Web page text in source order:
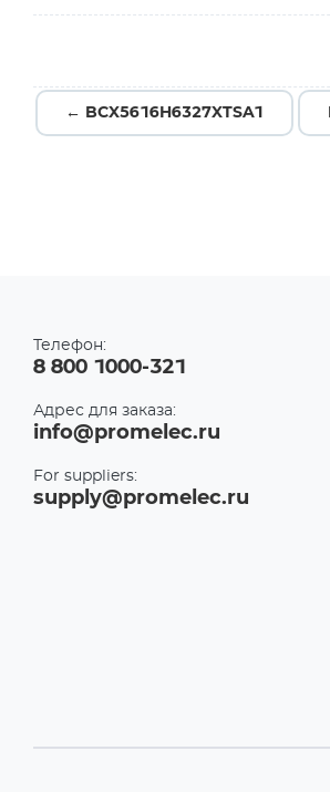
← BCX5616H6327XTSA1
Телефон:
8 800 1000-321
Адрес для заказа:
info@promelec.ru
For suppliers:
supply@promelec.ru